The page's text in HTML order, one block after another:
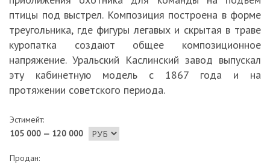
птицы под выстрел. Композиция построена в форме
треугольника, где фигуры легавых и скрытая в траве
куропатка создают общее композиционное
напряжение. Уральский Каслинский завод выпускал
эту кабинетную модель с 1867 года и на
протяжении советского периода.
Эстимейт:
105 000 — 120 000
Продан: